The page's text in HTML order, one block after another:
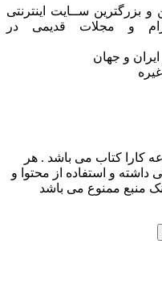
و بزرگترین ســایت اینترنتی
و مجلات قدیمی در
و جهان
کارا کتاب می باشد . هر
داشته و استفاده از محتوا و
منبع ممنوع می باشد